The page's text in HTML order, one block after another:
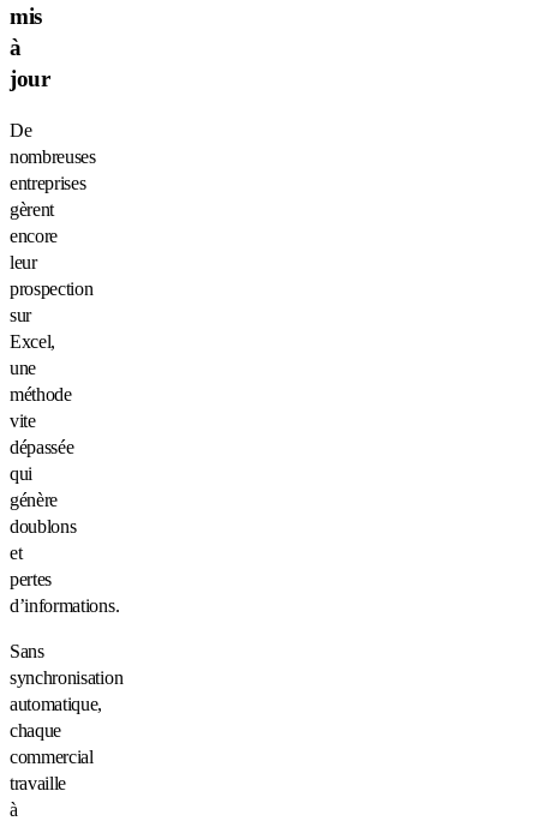
mis
à
jour
De
nombreuses
entreprises
gèrent
encore
leur
prospection
sur
Excel,
une
méthode
vite
dépassée
qui
génère
doublons
et
pertes
d’informations.
Sans
synchronisation
automatique,
chaque
commercial
travaille
à